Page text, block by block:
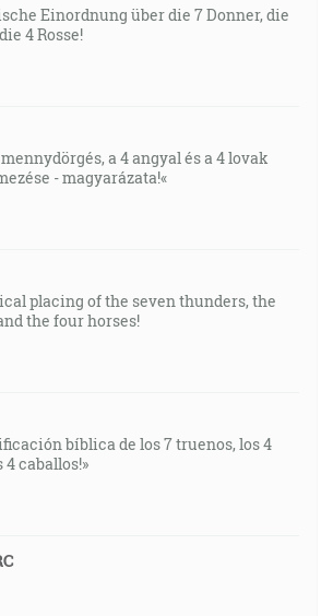
Einordnung über die 7 Donner, die
4 Rosse!
a 4 angyal és a 4 lovak
- magyarázata!«
placing of the seven thunders, the
the four horses!
bíblica de los 7 truenos, los 4
4 caballos!»